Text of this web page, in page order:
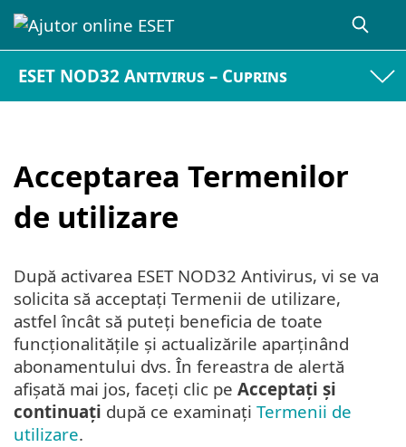
ESET NOD32 Antivirus – Cuprins
Acceptarea Termenilor
de utilizare
După activarea ESET NOD32 Antivirus, vi se va
solicita să acceptați Termenii de utilizare,
astfel încât să puteți beneficia de toate
funcționalitățile și actualizările aparținând
abonamentului dvs. În fereastra de alertă
afișată mai jos, faceți clic pe Acceptați și
continuați după ce examinați Termenii de
utilizare.